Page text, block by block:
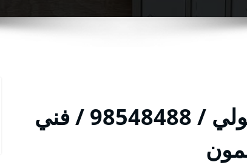
متخصص تصليح تكييف حولي / 98548488 / فني